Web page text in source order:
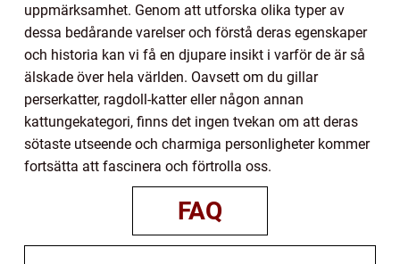
uppmärksamhet. Genom att utforska olika typer av
dessa bedårande varelser och förstå deras egenskaper
och historia kan vi få en djupare insikt i varför de är så
älskade över hela världen. Oavsett om du gillar
perserkatter, ragdoll-katter eller någon annan
kattungekategori, finns det ingen tvekan om att deras
sötaste utseende och charmiga personligheter kommer
fortsätta att fascinera och förtrolla oss.
FAQ